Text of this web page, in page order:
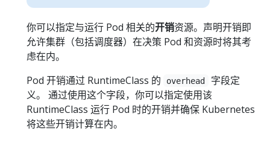
你可以指定与运行 Pod 相关的开销资源。声明开销即
允许集群（包括调度器）在决策 Pod 和资源时将其考
虑在内。
Pod 开销通过 RuntimeClass 的
overhead
字段定
义。 通过使用这个字段，你可以指定使用该
RuntimeClass 运行 Pod 时的开销并确保 Kubernetes
将这些开销计算在内。